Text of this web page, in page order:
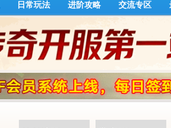
日常玩法 进阶攻略 交流专区